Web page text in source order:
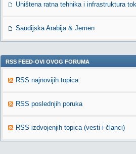
Uništena ratna tehnika i infrastruktura
Saudijska Arabija & Jemen
RSS FEED-OVI OVOG FORUMA
RSS najnovijih topica
RSS poslednjih poruka
RSS izdvojenjih topica (vesti i članci)